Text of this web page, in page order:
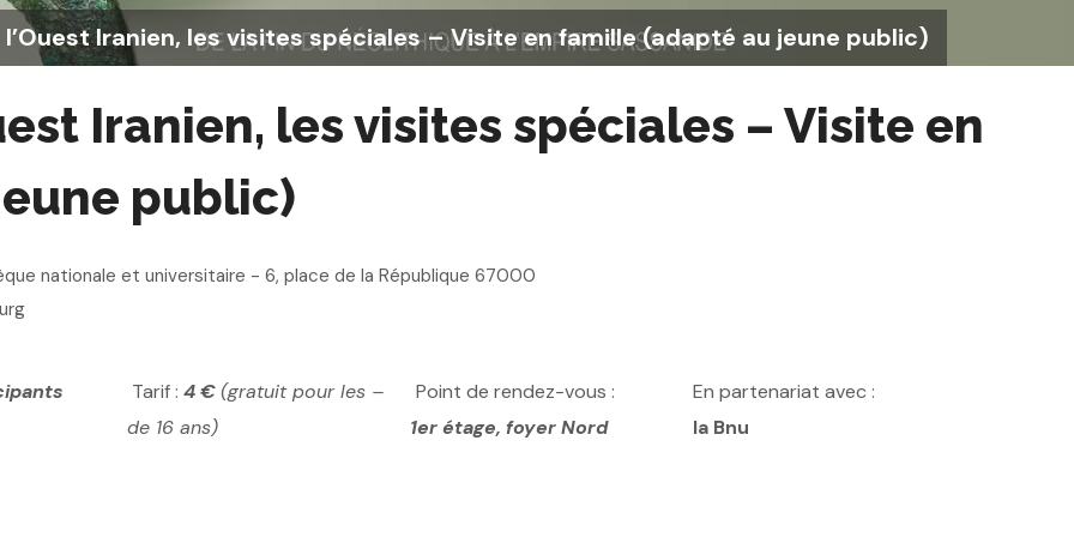
Iranien, les visites spéciales – Visite en famille (adapté au jeune public)
Iranien, les visites spéciales – Visite en
public)
nationale et universitaire - 6, place de la République 67000
Tarif : 4 € (gratuit pour les –
de 16 ans)
Point de rendez-vous :
1er étage, foyer Nord
En partenariat avec :
la Bnu